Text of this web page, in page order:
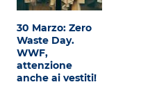
30 Marzo: Zero
Waste Day.
WWF,
attenzione
anche ai vestiti!